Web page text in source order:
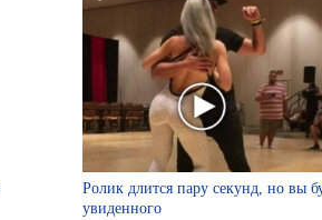
Ролик длится пару секунд, но вы
увиденного